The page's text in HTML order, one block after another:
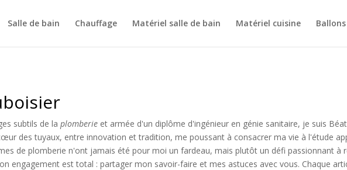
Salle de bain Chauffage Matériel salle de bain Matériel cuisine
subtils de laplomberie et armée d'un diplôme d'ingénieur en génie sanitaire, je suis
des tuyaux, entre innovation et tradition, me poussant à consacrer ma vie à l'étude
de plomberie n'ont jamais été pour moi un fardeau, mais plutôt un défi passionnant à
engagement est total : partager mon savoir-faire et mes astuces avec vous. Chaque